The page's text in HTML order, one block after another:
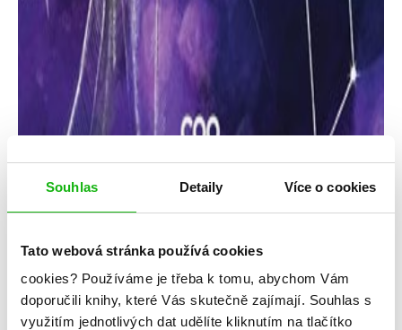
Souhlas Detaily Více o cookies
Tato webová stránka používá cookies
cookies? Používáme je třeba k tomu, abychom Vám
doporučili knihy, které Vás skutečně zajímají. Souhlas s
využitím jednotlivých dat udělíte kliknutím na tlačítko
Shea Ernshaw